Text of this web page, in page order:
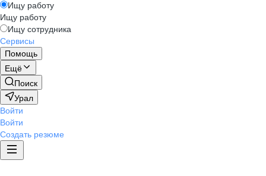
Ищу работу
Ищу работу
Ищу сотрудника
Сервисы
Помощь
Ещё
Поиск
Урал
Войти
Войти
Создать резюме